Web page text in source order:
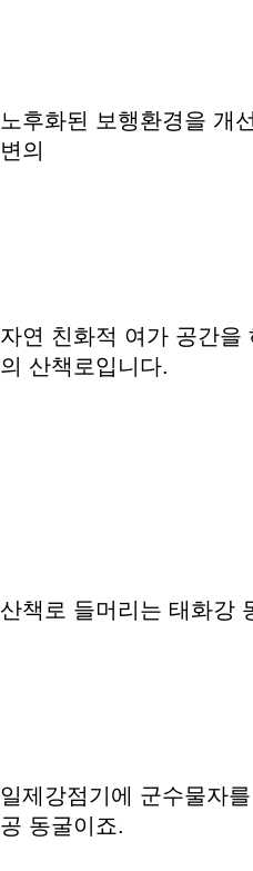
노후화된 보행환경을 개
변의
자연 친화적 여가 공간을
의 산책로입니다.
산책로 들머리는 태화강
일제강점기에 군수물자
공 동굴이죠.